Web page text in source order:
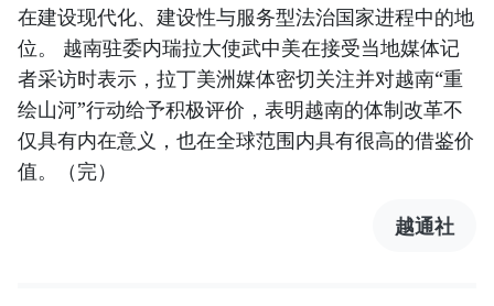
在建设现代化、建设性与服务型法治国家进程中的地
位。 越南驻委内瑞拉大使武中美在接受当地媒体记
者采访时表示，拉丁美洲媒体密切关注并对越南“重
绘山河”行动给予积极评价，表明越南的体制改革不
仅具有内在意义，也在全球范围内具有很高的借鉴价
值。（完）
越通社